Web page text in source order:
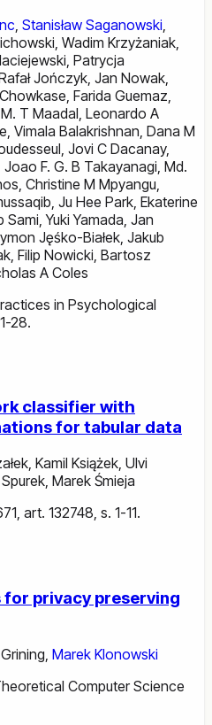
Stanisław Saganowski
Wadim Krzyżaniak
Patrycja
Jończyk Jan Nowak
Farida Guemaz
T Maadal Leonardo A
Vimala Balakrishnan Dana M
Jovi C Dacanay,
Joao F. G. B Takayanagi Md.
Christine M Mpyangu
Ju Hee Park Ekaterine
Sami ,Yuki Yamada Jan
Jęśko-Białek Jakub
Filip Nowicki Bartosz
A Coles
in Psychological
28.
classifier with
for tabular data
, Kamil Książek, Ulvi
, Marek Śmieja
art. 132748, s. 1-11.
privacy preserving
Marek Klonowski
Computer Science